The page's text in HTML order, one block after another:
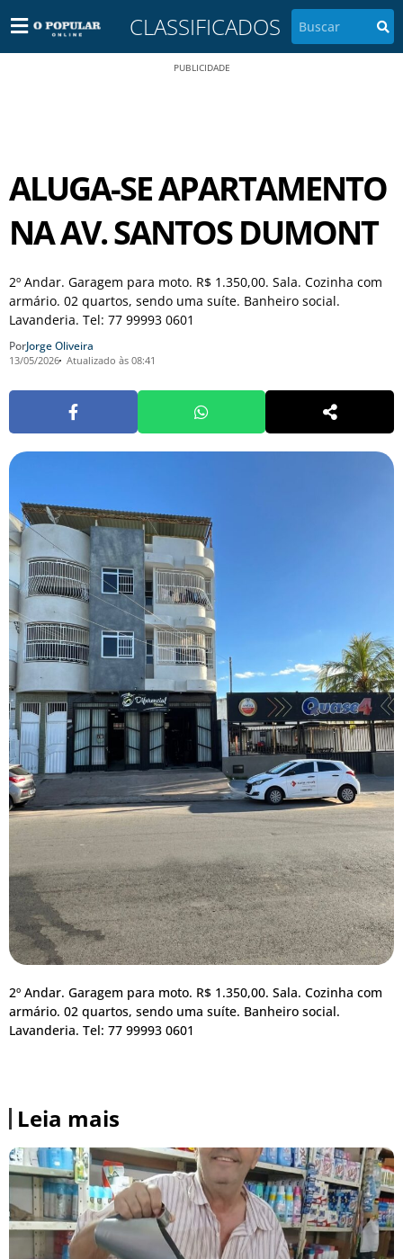
CLASSIFICADOS
PUBLICIDADE
ALUGA-SE APARTAMENTO
NA AV. SANTOS DUMONT
2º Andar. Garagem para moto. R$ 1.350,00. Sala. Cozinha com
armário. 02 quartos, sendo uma suíte. Banheiro social.
Lavanderia. Tel: 77 99993 0601
PorJorge Oliveira
13/05/2026 Atualizado às 08:41
2º Andar. Garagem para moto. R$ 1.350,00. Sala. Cozinha com
armário. 02 quartos, sendo uma suíte. Banheiro social.
Lavanderia. Tel: 77 99993 0601
Leia mais